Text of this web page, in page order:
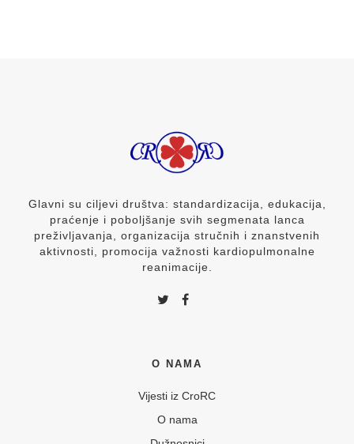
Glavni su ciljevi društva: standardizacija, edukacija,
praćenje i poboljšanje svih segmenata lanca
preživljavanja, organizacija stručnih i znanstvenih
aktivnosti, promocija važnosti kardiopulmonalne
reanimacije.
O NAMA
Vijesti iz CroRC
O nama